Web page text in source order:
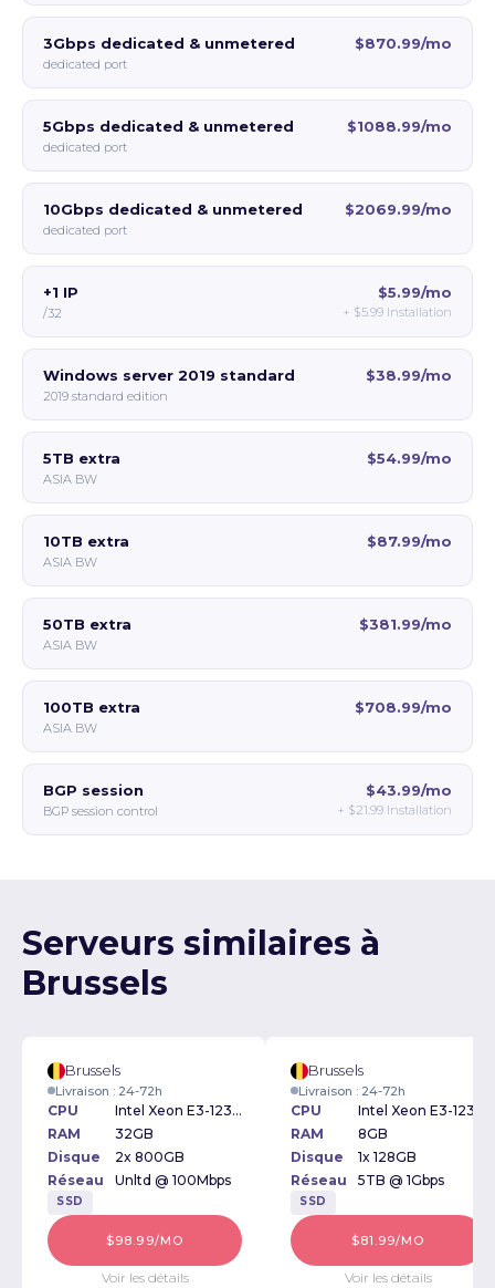
3Gbps dedicated & unmetered
dedicated port
$870.99/mo
5Gbps dedicated & unmetered
dedicated port
$1088.99/mo
10Gbps dedicated & unmetered
dedicated port
$2069.99/mo
+1 IP
/32
$5.99/mo
+ $5.99 Installation
Windows server 2019 standard
2019 standard edition
$38.99/mo
5TB extra
ASIA BW
$54.99/mo
10TB extra
ASIA BW
$87.99/mo
50TB extra
ASIA BW
$381.99/mo
100TB extra
ASIA BW
$708.99/mo
BGP session
BGP session control
$43.99/mo
+ $21.99 Installation
Serveurs similaires à
Brussels
Brussels
Livraison : 24-72h
CPU
Intel Xeon E3-1230v3 3.30GHz
RAM
32GB
Disque
2x 800GB
Réseau
Unltd @ 100Mbps
SSD
$98.99/MO
Voir les détails
Brussels
Livraison : 24-72h
CPU
RAM
8GB
Disque
1x 128GB
Réseau
5TB @ 1Gbps
SSD
$81.99/MO
Voir les détails